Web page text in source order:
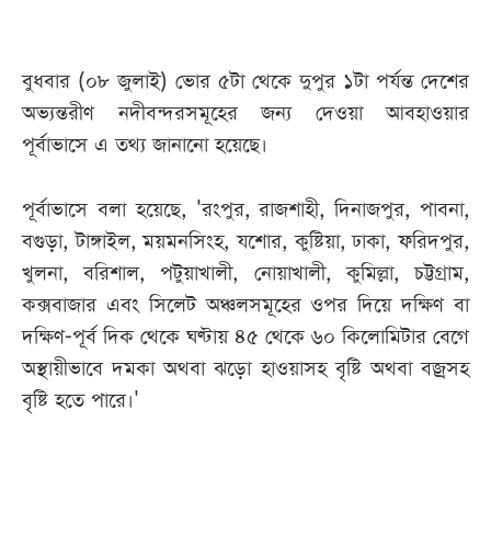
বুধবার (০৮ জুলাই) ভোর ৫টা থেকে দুপুর ১টা পর্যন্ত দেশের
অভ্যন্তরীণ নদীবন্দরসমূহের জন্য দেওয়া আবহাওয়ার
পূর্বাভাসে এ তথ্য জানানো হয়েছে।
পূর্বাভাসে বলা হয়েছে, 'রংপুর, রাজশাহী, দিনাজপুর, পাবনা,
বগুড়া, টাঙ্গাইল, ময়মনসিংহ, যশোর, কুষ্টিয়া, ঢাকা, ফরিদপুর,
খুলনা, বরিশাল, পটুয়াখালী, নোয়াখালী, কুমিল্লা, চট্টগ্রাম,
কক্সবাজার এবং সিলেট অঞ্চলসমূহের ওপর দিয়ে দক্ষিণ বা
দক্ষিণ-পূর্ব দিক থেকে ঘণ্টায় ৪৫ থেকে ৬০ কিলোমিটার বেগে
অস্থায়ীভাবে দমকা অথবা ঝড়ো হাওয়াসহ বৃষ্টি অথবা বজ্রসহ
বৃষ্টি হতে পারে।'